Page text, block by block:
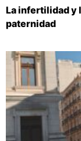
La infertilidad y
paternidad